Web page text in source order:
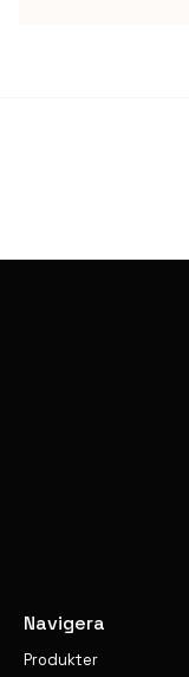
Navigera
Produkter